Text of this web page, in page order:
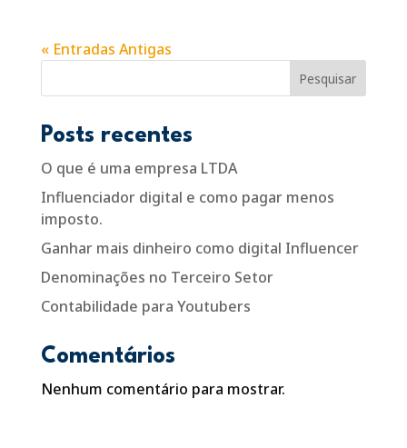
« Entradas Antigas
Pesquisar
Posts recentes
O que é uma empresa LTDA
Influenciador digital e como pagar menos
imposto.
Ganhar mais dinheiro como digital Influencer
Denominações no Terceiro Setor
Contabilidade para Youtubers
Comentários
Nenhum comentário para mostrar.